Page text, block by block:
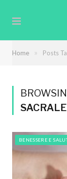
Home » Posts
SACRALE
BENESSERE E